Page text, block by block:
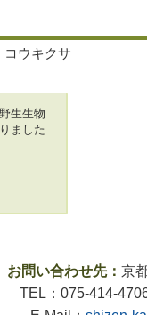
コウキクサ
生生物
ました
お問い合わせ先： 京
TEL：075-414-